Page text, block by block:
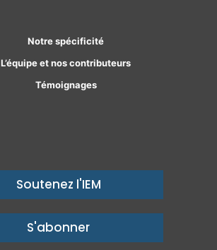
Notre spécificité
L’équipe et nos contributeurs
Témoignages
Soutenez l'IEM
S'abonner